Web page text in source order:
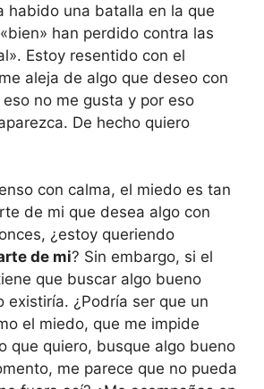
habido una batalla en la que
han perdido contra las
Estoy resentido con el
aleja de algo que deseo con
no me gusta y por eso
De hecho quiero
con calma, el miedo es tan
de mi que desea algo con
¿estoy queriendo
de mi? Sin embargo, si el
que buscar algo bueno
existiría. ¿Podría ser que un
el miedo, que me impide
que quiero, busque algo bueno
me parece que no pueda